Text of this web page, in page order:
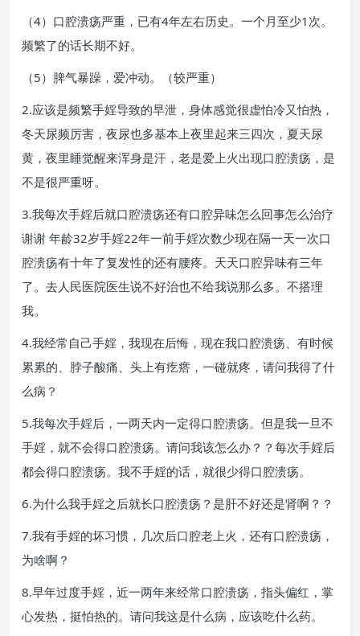
（4）口腔溃疡严重，已有4年左右历史。一个月至少1次。
频繁了的话长期不好。
（5）脾气暴躁，爱冲动。（较严重）
2.应该是频繁手婬导致的早泄，身体感觉很虚怕冷又怕热，
冬天尿频厉害，夜尿也多基本上夜里起来三四次，夏天尿
黄，夜里睡觉醒来浑身是汗，老是爱上火出现口腔溃疡，是
不是很严重呀。
3.我每次手婬后就口腔溃疡还有口腔异味怎么回事怎么治疗
谢谢 年龄32岁手婬22年一前手婬次数少现在隔一天一次口
腔溃疡有十年了复发性的还有腰疼。天天口腔异味有三年
了。去人民医院医生说不好治也不给我说那么多。不搭理
我。
4.我经常自己手婬，我现在后悔，现在我口腔溃疡、有时候
累累的、脖子酸痛、头上有疙瘩，一碰就疼，请问我得了什
么病？
5.我每次手婬后，一两天内一定得口腔溃疡。但是我一旦不
手婬，就不会得口腔溃疡。请问我该怎么办？？每次手婬后
都会得口腔溃疡。我不手婬的话，就很少得口腔溃疡。
6.为什么我手婬之后就长口腔溃疡？是肝不好还是肾啊？？
7.我有手婬的坏习惯，几次后口腔老上火，还有口腔溃疡，
为啥啊？
8.早年过度手婬，近一两年来经常口腔溃疡，指头偏红，掌
心发热，挺怕热的。请问我这是什么病，应该吃什么药。